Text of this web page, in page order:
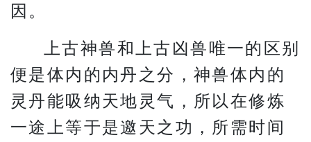
因。
上古神兽和上古凶兽唯一的区别
便是体内的内丹之分，神兽体内的
灵丹能吸纳天地灵气，所以在修炼
一途上等于是邀天之功，所需时间